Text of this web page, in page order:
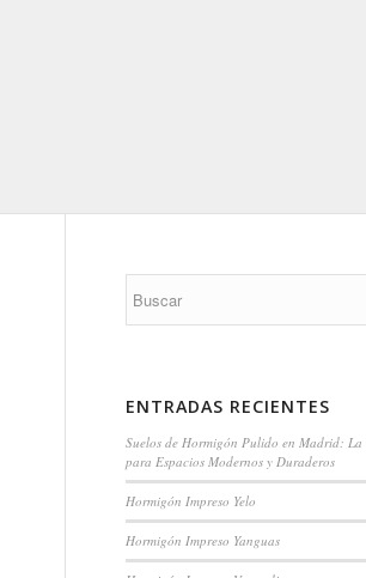
ENTRADAS RECIENTES
Suelos de Hormigón Pulido en Madrid:
para Espacios Modernos y Duraderos
Hormigón Impreso Yelo
Hormigón Impreso Yanguas